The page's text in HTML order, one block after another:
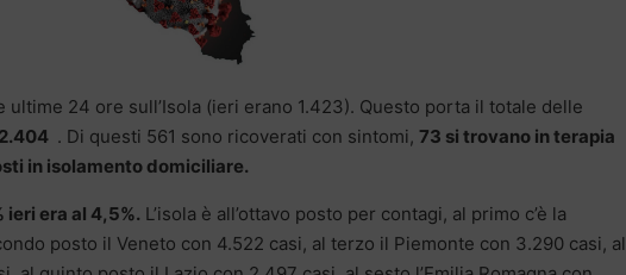
ultime 24 ore sull’Isola (ieri erano 1.423). Questo porta il totale delle
. Di questi 561 sono ricoverati con sintomi, 73 si trovano in terapia
in isolamento domiciliare.
ieri era al 4,5%. L’isola è all’ottavo posto per contagi, al primo c’è la
posto il Veneto con 4.522 casi, al terzo il Piemonte con 3.290 casi, al